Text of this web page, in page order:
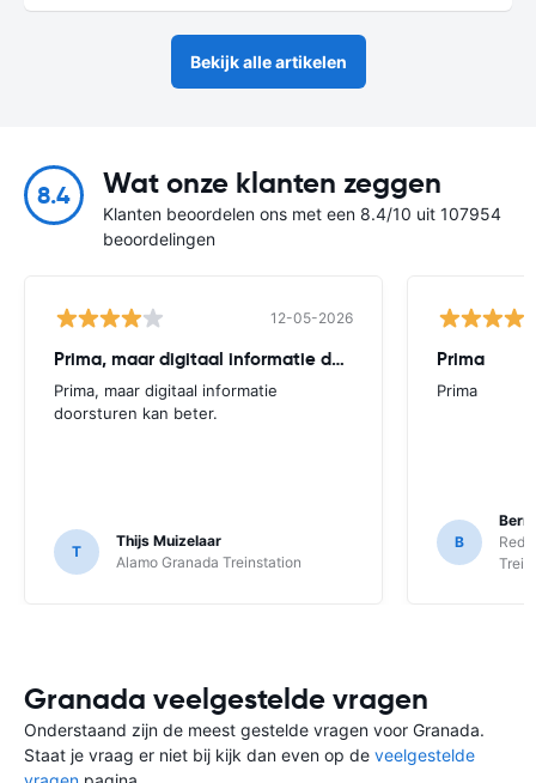
Bekijk alle artikelen
8.4 Wat onze klanten zeggen
Klanten beoordelen ons met een 8.4/10 uit 107954
beoordelingen
12-05-2026
Prima, maar digitaal informatie doorsturen
Prima, maar digitaal informatie
doorsturen kan beter.
T
Thijs Muizelaar
Alamo Granada Treinstation
Prima
Prima
B
Red
Granada veelgestelde vragen
Onderstaand zijn de meest gestelde vragen voor Granada.
Staat je vraag er niet bij kijk dan even op de veelgestelde